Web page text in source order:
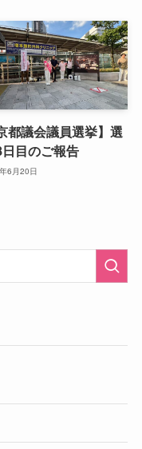
都議会議員選挙】選
目のご報告
6月20日